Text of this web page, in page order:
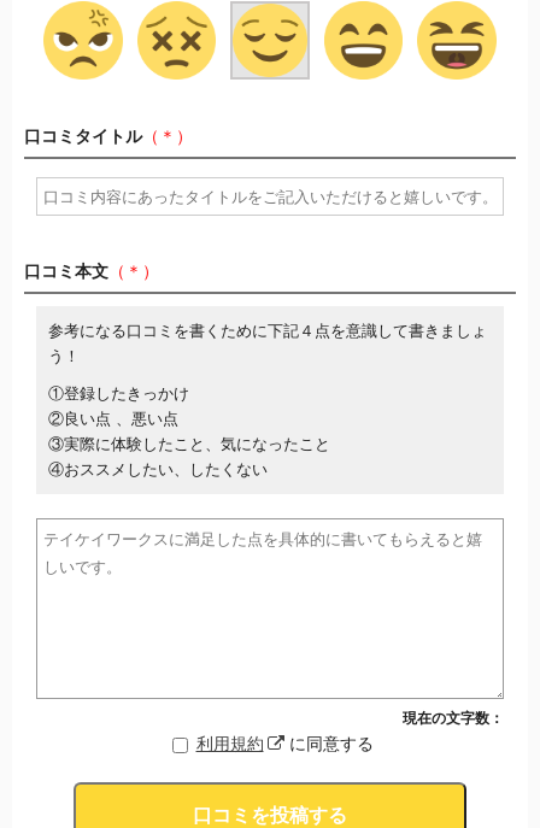
口コミタイトル（＊）
口コミ本文 （＊）
参考になる口コミを書くために下記４点を意識して書きましょ
う！
①登録したきっかけ
②良い点 、悪い点
③実際に体験したこと、気になったこと
④おススメしたい、したくない
現在の文字数：
利用規約 に同意する
口コミを投稿する